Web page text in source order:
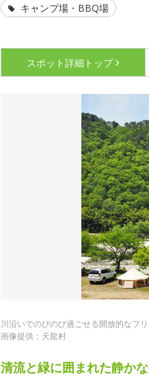
キャンプ場・BBQ場
スポット詳細 トップ
川沿いでのびのび過ごせる開放的なフ
画像提供：天龍村
清流と緑に囲まれた静か